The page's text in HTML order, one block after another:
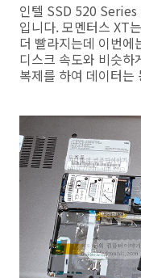
인텔 SSD 520
입니다. 모멘터스 XT
더 빨라지는데 이번에
디스크 속도와 비슷하
복제를 하여 데이터는